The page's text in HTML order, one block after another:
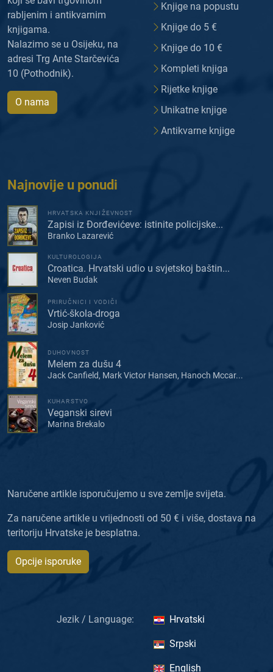
rabljenim i antikvarnim
knjigama.
Nalazimo se u Osijeku, na
adresi Trg Ante Starčevića
10 (Pothodnik).
O nama
Knjige na popustu
Knjige do 5 €
Knjige do 10 €
Kompleti knjiga
Rijetke knjige
Unikatne knjige
Antikvarne knjige
Najnovije u ponudi
HRVATSKA KNJIŽEVNOST
Zapisi iz Đorđevićeve: istinite policijske...
Branko Lazarević
KULTUROLOGIJA
Croatica. Hrvatski udio u svjetskoj baštin...
Neven Budak
PRIRUČNICI I VODIČI
Vrtić-škola-droga
Josip Janković
DUHOVNOST
Melem za dušu 4
Jack Canfield, Mark Victor Hansen, Hanoch Mccar...
KUHARSTVO
Veganski sirevi
Marina Brekalo
Naručene artikle isporučujemo u sve zemlje svijeta.
Za naručene artikle u vrijednosti od 50 € i više, dostava na
teritoriju Hrvatske je besplatna.
Opcije isporuke
Jezik / Language: Hrvatski
Srpski
English